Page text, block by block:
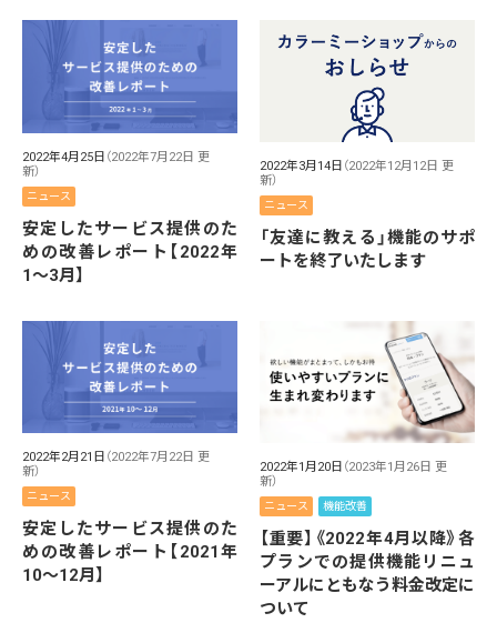
2022年4月25日 （2022年7月22日 更
新）
ニュース
安定したサービス提供のた
めの改善レポート【2022年
1〜3月】
2022年3月14日 （2022年12月12日 更
新）
ニュース
「友達に教える」機能のサポ
ートを終了いたします
2022年2月21日 （2022年7月22日 更
新）
ニュース
安定したサービス提供のた
めの改善レポート【2021年
10〜12月】
2022年1月20日 （2023年1月26日 更
新）
ニュース 機能改善
【重要】《2022年4月以降》各
プランでの提供機能リニュ
ーアルにともなう料金改定に
ついて